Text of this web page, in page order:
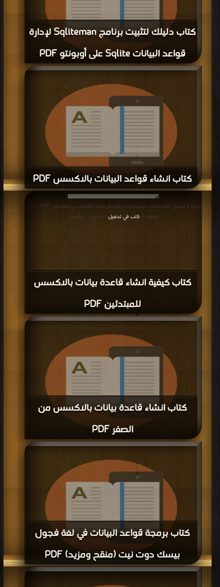
PDF
كتب في اكبر موقع| التحميل : مرة/مرات
كتاب تعليم لغة css PDF
كتب في موقع
التحميل : مرة/مرات
كتاب ملخص قواعد البيانات PDF
قراءة و تحميل كتاب كتاب ملخص قواعد البيانات PDF مجانا | مكتبة >
كتب في
تحميل| التحميل : مرة/مرات
قراءة و تحميل كتاب كتاب مايكروسوفت اكسس 2010 PDF مجانا | مكتبة >
| التحميل : مرة/مرات